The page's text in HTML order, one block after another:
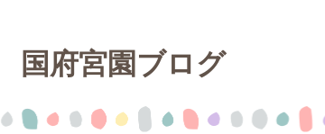
国府宮園ブログ